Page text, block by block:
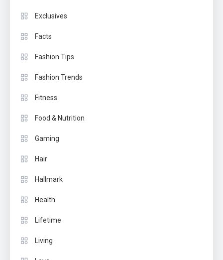
Exclusives
Facts
Fashion Tips
Fashion Trends
Fitness
Food & Nutrition
Gaming
Hair
Hallmark
Health
Lifetime
Living